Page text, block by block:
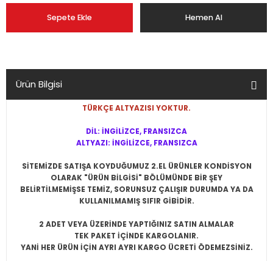
Sepete Ekle Hemen Al
Ürün Bilgisi
TÜRKÇE ALTYAZISI YOKTUR.
DİL: İNGİLİZCE, FRANSIZCA
ALTYAZI: İNGİLİZCE, FRANSIZCA
SİTEMİZDE SATIŞA KOYDUĞUMUZ 2.EL ÜRÜNLER KONDİSYON
OLARAK "ÜRÜN BİLGİSİ" BÖLÜMÜNDE BİR ŞEY
BELİRTİLMEMİŞSE TEMİZ, SORUNSUZ ÇALIŞIR DURUMDA YA DA
KULLANILMAMIŞ SIFIR GİBİDİR.
2 ADET VEYA ÜZERİNDE YAPTIĞINIZ SATIN ALMALAR
TEK PAKET İÇİNDE KARGOLANIR.
YANİ HER ÜRÜN İÇİN AYRI AYRI KARGO ÜCRETİ ÖDEMEZSİNİZ.